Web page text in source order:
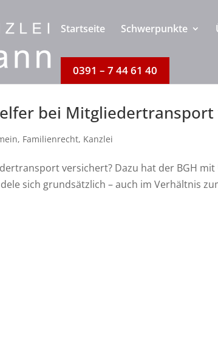
Startseite Schwerpunkte
0391 – 7 44 61 40
bei Mitgliedertransport
, Familienrecht, Kanzlei
versichert? Dazu hat der BGH mit
sich grundsätzlich – auch im Verhältnis